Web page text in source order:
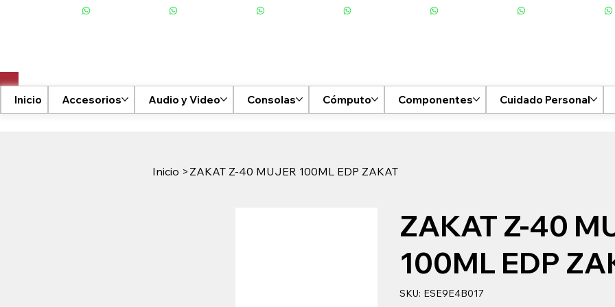
Inicio Accesorios Audio y Video Consolas Cómputo Componentes Cuidado Personal
Inicio > ZAKAT Z-40 MUJER 100ML EDP ZAKAT
ZAKAT Z-40
100ML EDP
SKU: SKU
ESE9E4B017
ESE9E4B017